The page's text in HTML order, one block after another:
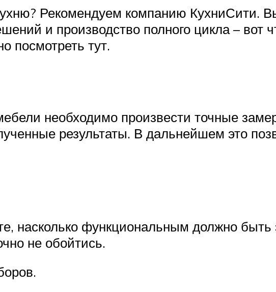
Рекомендуем компанию КухниСити.
и производство полного цикла – вот
посмотреть тут.
необходимо произвести точные
результаты. В дальнейшем это
насколько функциональным должно
не обойтись.